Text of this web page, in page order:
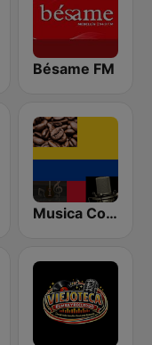
Bésame FM
Musica Colombiana Mix